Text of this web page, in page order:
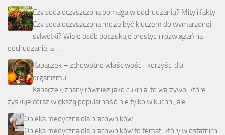
Czy soda oczyszczona pomaga w odchudzaniu? Mity i fakty
Czy soda oczyszczona może być kluczem do wymarzonej
sylwetki? Wiele osób poszukuje prostych rozwiązań na
odchudzanie, a …
Kabaczek – zdrowotne właściwości i korzyści dla
organizmu
Kabaczek, znany również jako cukinia, to warzywo, które
zyskuje coraz większą popularność nie tylko w kuchni, ale …
Opieka medyczna dla pracowników
Opieka medyczna dla pracowników to temat, który w ostatnich